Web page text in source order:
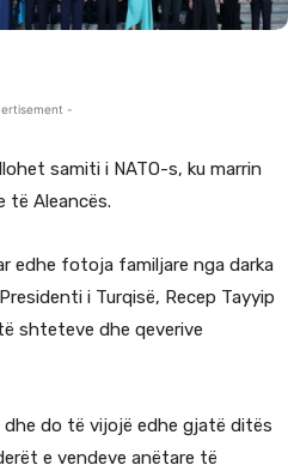
-
samiti i NATO-s, ku marrin
të Aleancës.
edhe fotoja familjare nga darka
i Turqisë, Recep Tayyip
shteteve dhe qeverive
do të vijojë edhe gjatë ditës
e vendeve anëtare të